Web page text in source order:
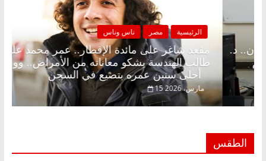
الرئيسية
مقعد شاغر
طالب الهندسة
أحلى سنين عمره بتضيع في السجن
15 مارس، 2026
ناس وناس
الإفطار وبلكونة بلا زينة رمضان.. د.
فاروق خبير اقتصادي في انتظار حلم
الطقس